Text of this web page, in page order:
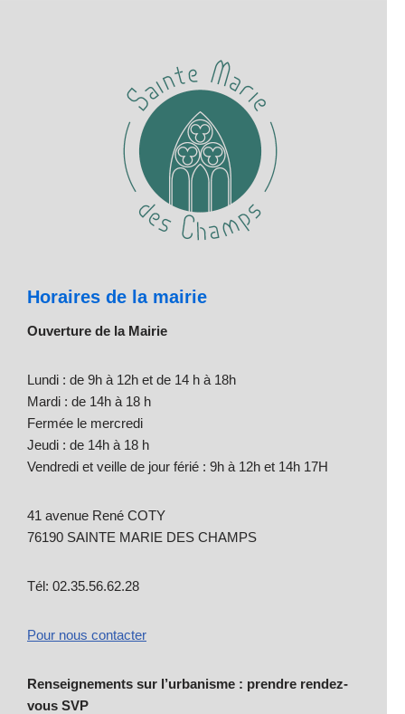
Horaires de la mairie
Ouverture de la Mairie
Lundi : de 9h à 12h et de 14 h à 18h
Mardi : de 14h à 18 h
Fermée le mercredi
Jeudi : de 14h à 18 h
Vendredi et veille de jour férié : 9h à 12h et 14h 17H
41 avenue René COTY
76190 SAINTE MARIE DES CHAMPS
Tél: 02.35.56.62.28
Pour nous contacter
Renseignements sur l’urbanisme : prendre rendez-
vous SVP